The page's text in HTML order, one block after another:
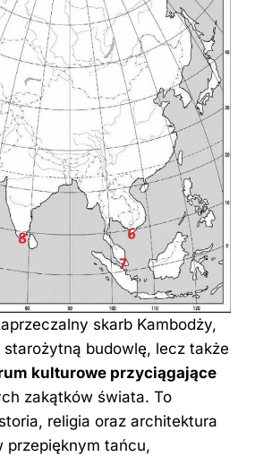
skarb Kambodży,
budowlę, lecz także
kulturowe przyciągające
zakątków świata. To
religia oraz architektura
przepięknym tańcu,